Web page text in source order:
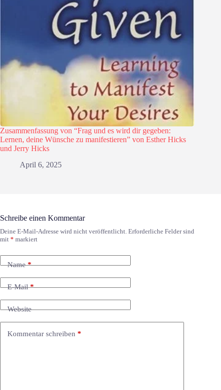
Zusammenfassung von “Frag und es wird dir gegeben:
Lernen, deine Wünsche zu manifestieren” von Esther Hicks
und Jerry Hicks
April 6, 2025
Schreibe einen Kommentar
Deine E-Mail-Adresse wird nicht veröffentlicht. Erforderliche Felder sind
mit * markiert
Name*
E-Mail*
Website
Kommentar schreiben *